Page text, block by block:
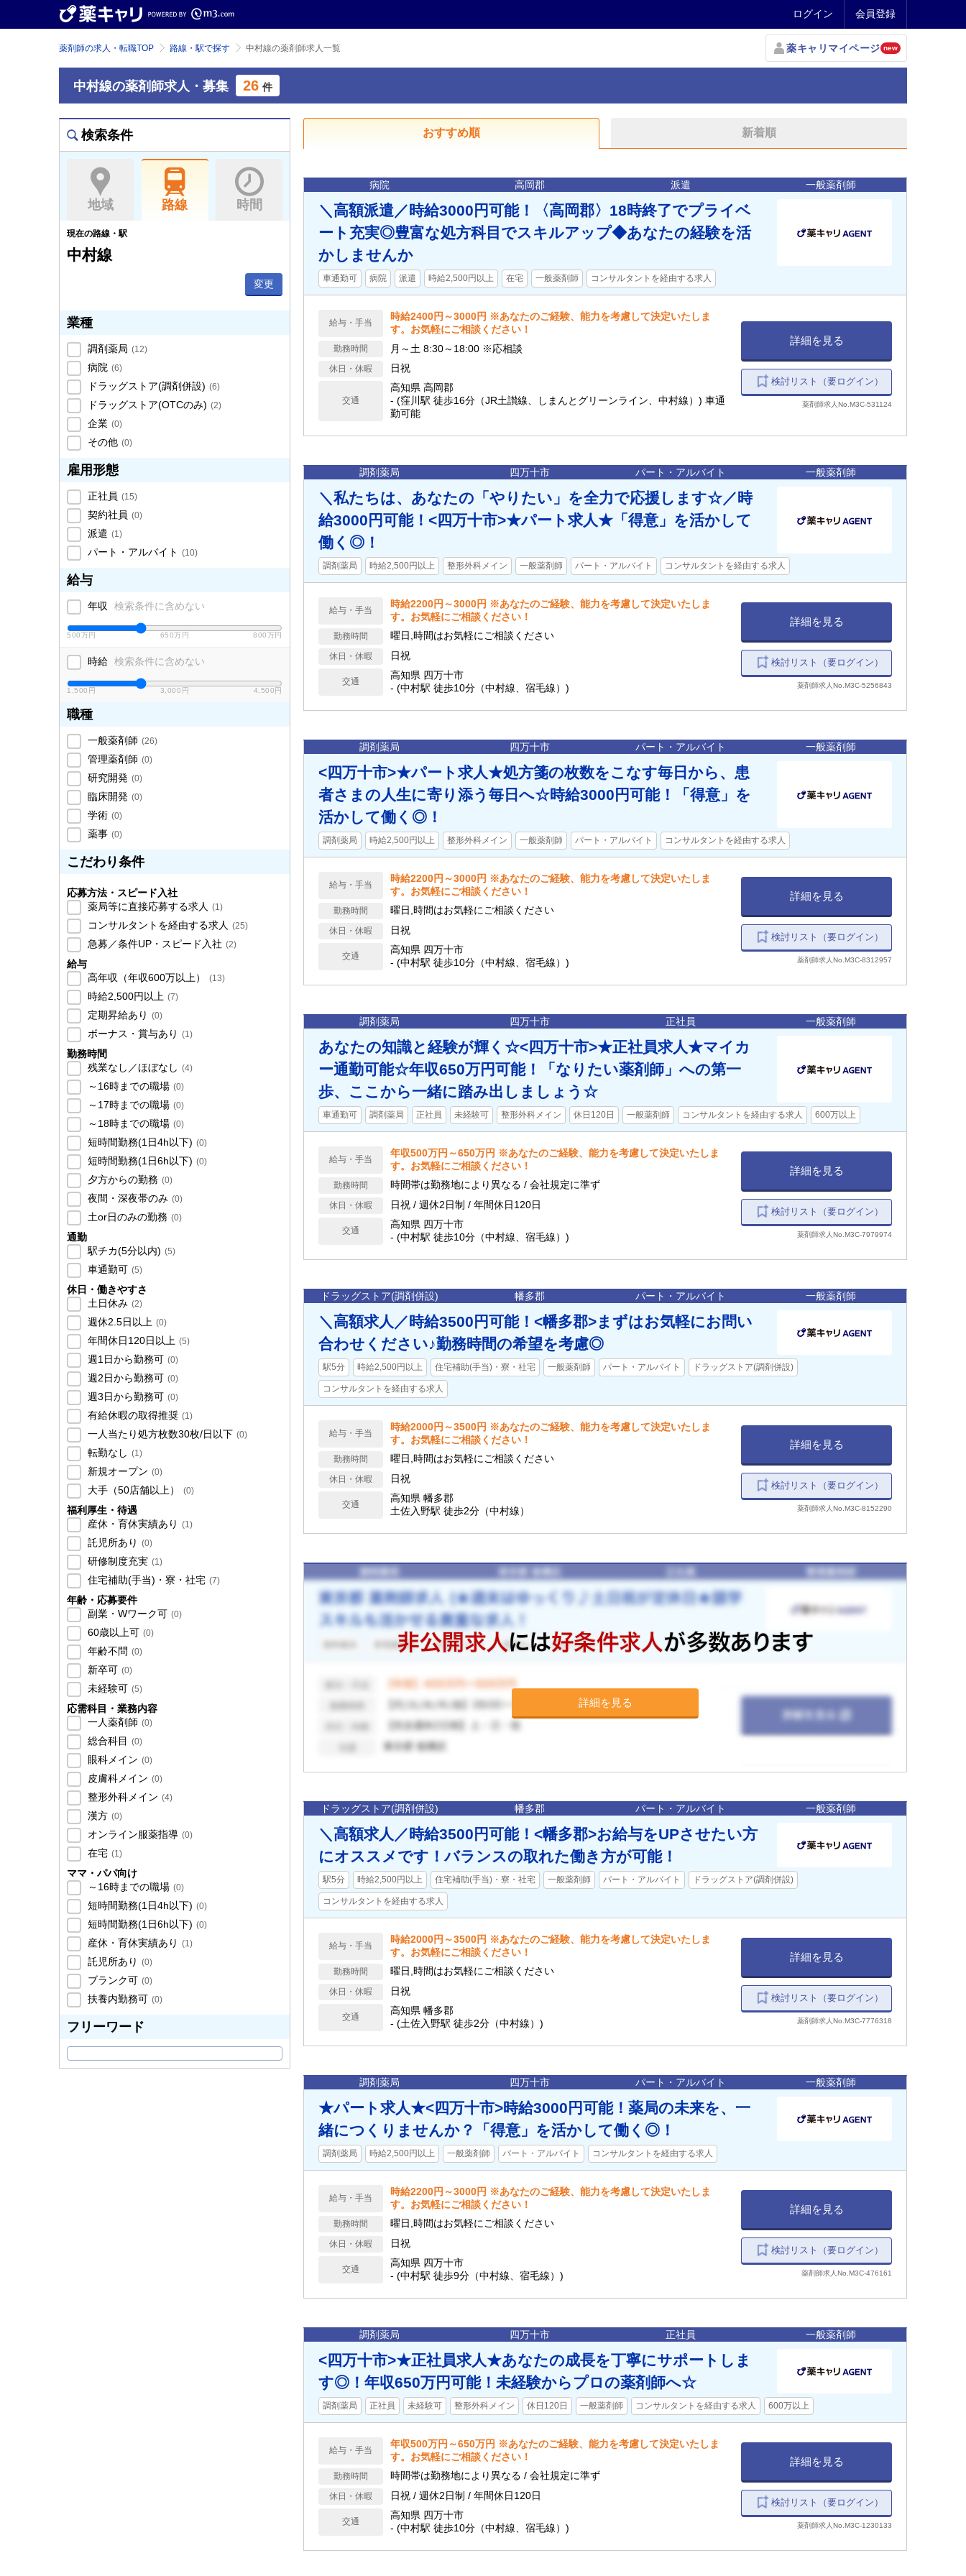
ログイン 会員登録
薬剤師の求人・転職TOP 路線・駅で探す 中村線の薬剤師求人一覧 薬キャリマイページ new
中村線の薬剤師求人・募集 26 件
検索条件
地域 路線 時間
現在の路線・駅
中村線
変更
業種
調剤薬局 (12)
病院 (6)
ドラッグストア(調剤併設) (6)
ドラッグストア(OTCのみ) (2)
企業 (0)
その他 (0)
雇用形態
正社員 (15)
契約社員 (0)
派遣 (1)
パート・アルバイト (10)
給与
年収 検索条件に含めない
500万円 650万円 800万円
時給 検索条件に含めない
1,500円 3,000円 4,500円
職種
一般薬剤師 (26)
管理薬剤師 (0)
研究開発 (0)
臨床開発 (0)
学術 (0)
薬事 (0)
こだわり条件
応募方法・スピード入社
薬局等に直接応募する求人 (1)
コンサルタントを経由する求人 (25)
急募／条件UP・スピード入社 (2)
給与
高年収（年収600万以上）
(13)
時給2,500円以上 (7)
定期昇給あり (0)
ボーナス・賞与あり (1)
勤務時間
残業なし／ほぼなし (4)
～16時までの職場 (0)
～17時までの職場 (0)
～18時までの職場 (0)
短時間勤務(1日4h以下) (0)
短時間勤務(1日6h以下) (0)
夕方からの勤務 (0)
夜間・深夜帯のみ (0)
土or日のみの勤務 (0)
通勤
駅チカ(5分以内) (5)
車通勤可 (5)
休日・働きやすさ
土日休み (2)
週休2.5日以上 (0)
年間休日120日以上 (5)
週1日から勤務可 (0)
週2日から勤務可 (0)
週3日から勤務可 (0)
有給休暇の取得推奨 (1)
一人当たり処方枚数30枚/日以下 (0)
転勤なし (1)
新規オープン (0)
大手（50店舗以上） (0)
福利厚生・待遇
産休・育休実績あり (1)
託児所あり (0)
研修制度充実 (1)
住宅補助(手当)・寮・社宅 (7)
年齢・応募要件
副業・Wワーク可 (0)
60歳以上可 (0)
年齢不問 (0)
新卒可 (0)
未経験可 (5)
応需科目・業務内容
一人薬剤師 (0)
総合科目 (0)
眼科メイン (0)
皮膚科メイン (0)
整形外科メイン (4)
漢方 (0)
オンライン服薬指導 (0)
在宅 (1)
ママ・パパ向け
～16時までの職場 (0)
短時間勤務(1日4h以下) (0)
短時間勤務(1日6h以下) (0)
産休・育休実績あり (1)
託児所あり (0)
ブランク可 (0)
扶養内勤務可 (0)
フリーワード
おすすめ順 新着順
病院 高岡郡 派遣 一般薬剤師
＼高額派遣／時給3000円可能！〈高岡郡〉18時終了でプライベ
ート充実◎豊富な処方科目でスキルアップ◆あなたの経験を活
かしませんか
車通勤可 病院 派遣 時給2,500円以上 在宅 一般薬剤師 コンサルタントを経由する求人
給与・手当
時給2400円～3000円 ※あなたのご経験、能力を考慮して決定いたしま
す。お気軽にご相談ください！
勤務時間 月～土 8:30～18:00 ※応相談
休日・休暇 日祝
交通
高知県 高岡郡
- (窪川駅 徒歩16分（JR土讃線、しまんとグリーンライン、中村線）) 車通
勤可能
詳細を見る
検討リスト（要ログイン）
薬剤師求人No.M3C-531124
調剤薬局 四万十市 パート・アルバイト 一般薬剤師
＼私たちは、あなたの「やりたい」を全力で応援します☆／時
給3000円可能！<四万十市>★パート求人★「得意」を活かして
働く◎！
調剤薬局 時給2,500円以上 整形外科メイン 一般薬剤師 パート・アルバイト コンサルタントを経由する求人
給与・手当
時給2200円～3000円 ※あなたのご経験、能力を考慮して決定いたしま
す。お気軽にご相談ください！
勤務時間 曜日,時間はお気軽にご相談ください
休日・休暇 日祝
交通
高知県 四万十市
- (中村駅 徒歩10分（中村線、宿毛線）)
詳細を見る
検討リスト（要ログイン）
薬剤師求人No.M3C-5256843
調剤薬局 四万十市 パート・アルバイト 一般薬剤師
<四万十市>★パート求人★処方箋の枚数をこなす毎日から、患
者さまの人生に寄り添う毎日へ☆時給3000円可能！「得意」を
活かして働く◎！
調剤薬局 時給2,500円以上 整形外科メイン 一般薬剤師 パート・アルバイト コンサルタントを経由する求人
給与・手当
時給2200円～3000円 ※あなたのご経験、能力を考慮して決定いたしま
す。お気軽にご相談ください！
勤務時間 曜日,時間はお気軽にご相談ください
休日・休暇 日祝
交通
高知県 四万十市
- (中村駅 徒歩10分（中村線、宿毛線）)
詳細を見る
検討リスト（要ログイン）
薬剤師求人No.M3C-8312957
調剤薬局 四万十市 正社員 一般薬剤師
あなたの知識と経験が輝く☆<四万十市>★正社員求人★マイカ
ー通勤可能☆年収650万円可能！「なりたい薬剤師」への第一
歩、ここから一緒に踏み出しましょう☆
車通勤可 調剤薬局 正社員 未経験可 整形外科メイン 休日120日 一般薬剤師 コンサルタントを経由する求人 600万以上
給与・手当
年収500万円～650万円 ※あなたのご経験、能力を考慮して決定いたしま
す。お気軽にご相談ください！
勤務時間 時間帯は勤務地により異なる / 会社規定に準ず
休日・休暇 日祝 / 週休2日制 / 年間休日120日
交通
高知県 四万十市
- (中村駅 徒歩10分（中村線、宿毛線）)
詳細を見る
検討リスト（要ログイン）
薬剤師求人No.M3C-7979974
ドラッグストア(調剤併設) 幡多郡 パート・アルバイト 一般薬剤師
＼高額求人／時給3500円可能！<幡多郡>まずはお気軽にお問い
合わせください♪勤務時間の希望を考慮◎
駅5分 時給2,500円以上 住宅補助(手当)・寮・社宅 一般薬剤師 パート・アルバイト ドラッグストア(調剤併設)
コンサルタントを経由する求人
給与・手当
時給2000円～3500円 ※あなたのご経験、能力を考慮して決定いたしま
す。お気軽にご相談ください！
勤務時間 曜日,時間はお気軽にご相談ください
休日・休暇 日祝
交通
高知県 幡多郡
土佐入野駅 徒歩2分（中村線）
詳細を見る
検討リスト（要ログイン）
薬剤師求人No.M3C-8152290
詳細を見る
ドラッグストア(調剤併設) 幡多郡 パート・アルバイト 一般薬剤師
＼高額求人／時給3500円可能！<幡多郡>お給与をUPさせたい方
にオススメです！バランスの取れた働き方が可能！
駅5分 時給2,500円以上 住宅補助(手当)・寮・社宅 一般薬剤師 パート・アルバイト ドラッグストア(調剤併設)
コンサルタントを経由する求人
給与・手当
時給2000円～3500円 ※あなたのご経験、能力を考慮して決定いたしま
す。お気軽にご相談ください！
勤務時間 曜日,時間はお気軽にご相談ください
休日・休暇 日祝
交通
高知県 幡多郡
- (土佐入野駅 徒歩2分（中村線）)
詳細を見る
検討リスト（要ログイン）
薬剤師求人No.M3C-7776318
調剤薬局 四万十市 パート・アルバイト 一般薬剤師
★パート求人★<四万十市>時給3000円可能！薬局の未来を、一
緒につくりませんか？「得意」を活かして働く◎！
調剤薬局 時給2,500円以上 一般薬剤師 パート・アルバイト コンサルタントを経由する求人
給与・手当
時給2200円～3000円 ※あなたのご経験、能力を考慮して決定いたしま
す。お気軽にご相談ください！
勤務時間 曜日,時間はお気軽にご相談ください
休日・休暇 日祝
交通
高知県 四万十市
- (中村駅 徒歩9分（中村線、宿毛線）)
詳細を見る
検討リスト（要ログイン）
薬剤師求人No.M3C-476161
調剤薬局 四万十市 正社員 一般薬剤師
<四万十市>★正社員求人★あなたの成長を丁寧にサポートしま
す◎！年収650万円可能！未経験からプロの薬剤師へ☆
調剤薬局 正社員 未経験可 整形外科メイン 休日120日 一般薬剤師 コンサルタントを経由する求人 600万以上
給与・手当
年収500万円～650万円 ※あなたのご経験、能力を考慮して決定いたしま
す。お気軽にご相談ください！
勤務時間 時間帯は勤務地により異なる / 会社規定に準ず
休日・休暇 日祝 / 週休2日制 / 年間休日120日
交通
高知県 四万十市
- (中村駅 徒歩10分（中村線、宿毛線）)
詳細を見る
検討リスト（要ログイン）
薬剤師求人No.M3C-1230133